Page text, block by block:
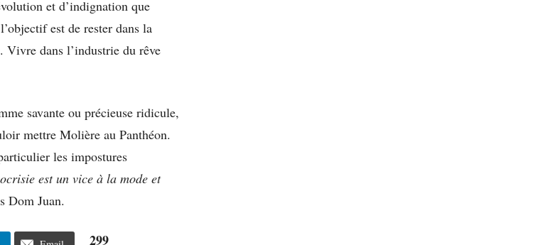
et d’indignation que
est de rester dans la
Vivre dans l’industrie du rêve
savante ou précieuse ridicule,
mettre Molière au Panthéon.
les impostures
est un vice à la mode et
Dom Juan.
299